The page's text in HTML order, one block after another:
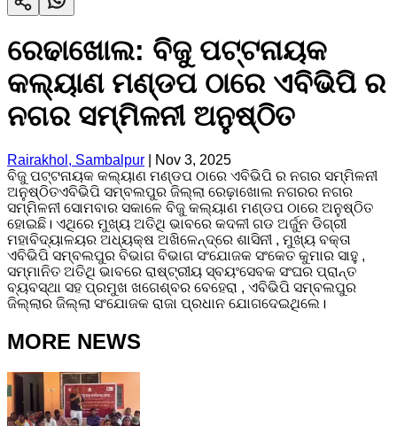
ରେଢାଖୋଲ: ବିଜୁ ପଟ୍ଟନାୟକ
କଲ୍ୟାଣ ମଣ୍ଡପ ଠାରେ ଏବିଭିପି ର
ନଗର ସମ୍ମିଳନୀ ଅନୁଷ୍ଠିତ
Rairakhol, Sambalpur
Nov 3, 2025
ବିଜୁ ପଟ୍ଟନାୟକ କଲ୍ୟାଣ ମଣ୍ଡପ ଠାରେ ଏବିଭିପି ର ନଗର ସମ୍ମିଳନୀ
ଅନୁଷ୍ଠିତଏବିଭିପି ସମ୍ବଲପୁର ଜିଲ୍ଲା ରେଢ଼ାଖୋଲ ନଗରର ନଗର
ସମ୍ମିଳନୀ ସୋମବାର ସକାଳେ ବିଜୁ କଲ୍ୟାଣ ମଣ୍ଡପ ଠାରେ ଅନୁଷ୍ଠିତ
ହୋଇଛି। ଏଥିରେ ମୁଖ୍ୟ ଅତିଥି ଭାବରେ କଦଳୀ ଗଡ ଅର୍ଜୁନ ଡିଗ୍ରୀ
ମହାବିଦ୍ୟାଳୟର ଅଧ୍ୟକ୍ଷ ଅଖିଳେନ୍ଦ୍ରେ ଶାସିନୀ , ମୁଖ୍ୟ ବକ୍ତା
ଏବିଭିପି ସମ୍ବଲପୁର ବିଭାଗ ବିଭାଗ ସଂଯୋଜକ ସଂକେତ କୁମାର ସାହୁ ,
ସମ୍ମାନିତ ଅତିଥି ଭାବରେ ରାଷ୍ଟ୍ରୀୟ ସ୍ବୟଂସେବକ ସଂଘର ପ୍ରାନ୍ତ
ବ୍ୟବସ୍ଥା ସହ ପ୍ରମୁଖ ଖଗେଶ୍ବର ବେହେରା , ଏବିଭିପି ସମ୍ବଲପୁର
ଜିଲ୍ଲାର ଜିଲ୍ଲା ସଂଯୋଜକ ରାଜା ପ୍ରଧାନ ଯୋଗଦେଇଥିଲେ।
MORE NEWS